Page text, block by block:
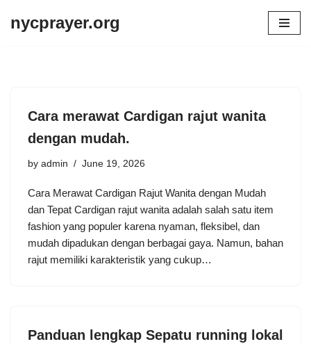
nycprayer.org
Cara merawat Cardigan rajut wanita
dengan mudah.
by admin June 19, 2026
Cara Merawat Cardigan Rajut Wanita dengan Mudah
dan Tepat Cardigan rajut wanita adalah salah satu item
fashion yang populer karena nyaman, fleksibel, dan
mudah dipadukan dengan berbagai gaya. Namun, bahan
rajut memiliki karakteristik yang cukup…
Panduan lengkap Sepatu running lokal